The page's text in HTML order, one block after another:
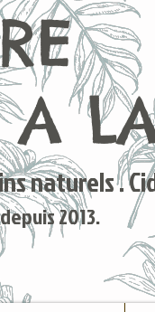
naturels .
2013.